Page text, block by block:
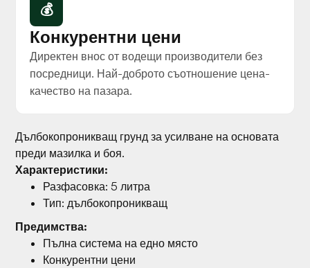
💰
Конкурентни цени
Директен внос от водещи производители без
посредници. Най-доброто съотношение цена-
качество на пазара.
Дълбокопроникващ грунд за усилване на основата
преди мазилка и боя.
Характеристики:
Разфасовка: 5 литра
Тип: дълбокопроникващ
Предимства:
Пълна система на едно място
Конкурентни цени